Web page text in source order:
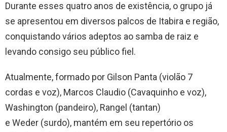
Durante esses quatro anos de existência, o grupo já
se apresentou em diversos palcos de Itabira e região,
conquistando vários adeptos ao samba de raiz e
levando consigo seu público fiel.
Atualmente, formado por Gilson Panta (violão 7
cordas e voz), Marcos Claudio (Cavaquinho e voz),
Washington (pandeiro), Rangel (tantan)
e Weder (surdo), mantém em seu repertório os